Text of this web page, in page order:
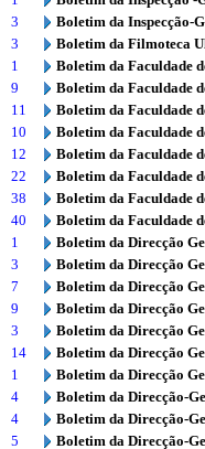
3
Boletim da Inspecção-
3
Boletim da Filmoteca
1
Boletim da Faculdade
9
Boletim da Faculdade
11
Boletim da Faculdade
10
Boletim da Faculdade
12
Boletim da Faculdade
22
Boletim da Faculdade
38
Boletim da Faculdade
40
Boletim da Faculdade
1
Boletim da Direcção
3
Boletim da Direcção
7
Boletim da Direcção
9
Boletim da Direcção
3
Boletim da Direcção
14
Boletim da Direcção
1
Boletim da Direcção
4
Boletim da Direcção-
4
Boletim da Direcção-
5
Boletim da Direcção-